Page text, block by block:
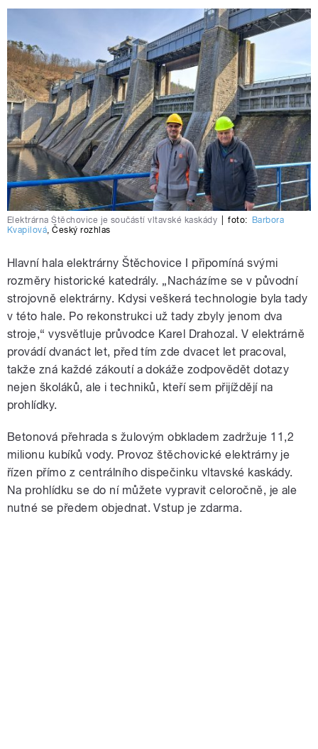
Elektrárna Štěchovice je součástí vltavské kaskády foto:
Barbora
Kvapilová,Český rozhlas
Hlavní hala elektrárny Štěchovice I připomíná svými
rozměry historické katedrály. „Nacházíme se v původní
strojovně elektrárny. Kdysi veškerá technologie byla tady
v této hale. Po rekonstrukci už tady zbyly jenom dva
stroje,“ vysvětluje průvodce Karel Drahozal. V elektrárně
provádí dvanáct let, před tím zde dvacet let pracoval,
takže zná každé zákoutí a dokáže zodpovědět dotazy
nejen školáků, ale i techniků, kteří sem přijíždějí na
prohlídky.
Betonová přehrada s žulovým obkladem zadržuje 11,2
milionu kubíků vody. Provoz štěchovické elektrárny je
řízen přímo z centrálního dispečinku vltavské kaskády.
Na prohlídku se do ní můžete vypravit celoročně, je ale
nutné se předem objednat. Vstup je zdarma.